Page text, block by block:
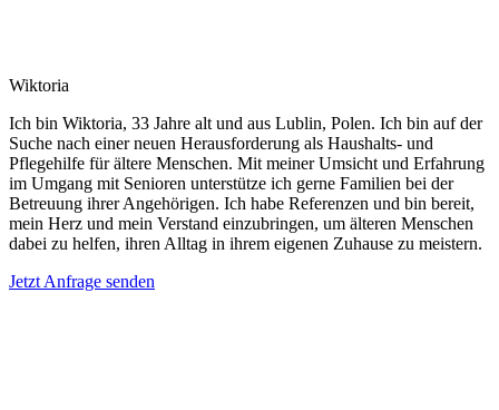
Wiktoria
Ich bin Wiktoria, 33 Jahre alt und aus Lublin, Polen. Ich bin auf der
Suche nach einer neuen Herausforderung als Haushalts- und
Pflegehilfe für ältere Menschen. Mit meiner Umsicht und Erfahrung
im Umgang mit Senioren unterstütze ich gerne Familien bei der
Betreuung ihrer Angehörigen. Ich habe Referenzen und bin bereit,
mein Herz und mein Verstand einzubringen, um älteren Menschen
dabei zu helfen, ihren Alltag in ihrem eigenen Zuhause zu meistern.
Jetzt Anfrage senden